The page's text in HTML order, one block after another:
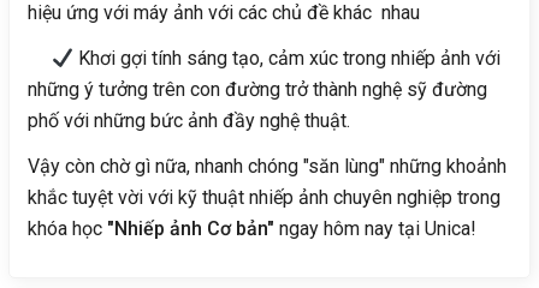
hiệu ứng với máy ảnh với các chủ đề khác nhau
Khơi gợi tính sáng tạo, cảm xúc trong nhiếp ảnh với
những ý tưởng trên con đường trở thành nghệ sỹ đường
phố với những bức ảnh đầy nghệ thuật.
Vậy còn chờ gì nữa, nhanh chóng "săn lùng" những khoảnh
khắc tuyệt vời với kỹ thuật nhiếp ảnh chuyên nghiệp trong
khóa học "Nhiếp ảnh Cơ bản" ngay hôm nay tại Unica!